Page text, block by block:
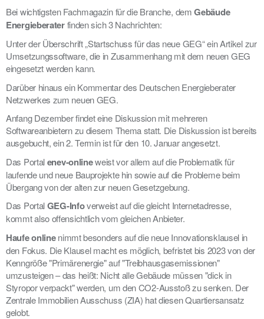
Bei wichtigsten Fachmagazin für die Branche, demGebäude
Energieberaterfinden sich 3 Nachrichten:
Unter der Überschrift „Startschuss für das neue GEG“ ein Artikel zur
Umsetzungssoftware, die in Zusammenhang mit dem neuen GEG
eingesetzt werden kann.
Darüber hinaus ein Kommentar des Deutschen Energieberater
Netzwerkes zum neuen GEG.
Anfang Dezember findet eine Diskussion mit mehreren
Softwareanbietern zu diesem Thema statt. Die Diskussion ist bereits
ausgebucht, ein 2. Termin ist für den 10. Januar angesetzt.
Das Portalenev-onlineweist vor allem auf die Problematik für
laufende und neue Bauprojekte hin sowie auf die Probleme beim
Übergang von der alten zur neuen Gesetzgebung.
Das PortalGEG-Infoverweist auf die gleicht Internetadresse,
kommt also offensichtlich vom gleichen Anbieter.
Haufe onlinenimmt besonders auf die neue Innovationsklausel in
den Fokus. Die Klausel macht es möglich, befristet bis 2023 von der
Kenngröße "Primärenergie" auf "Treibhausgasemissionen"
umzusteigen – das heißt: Nicht alle Gebäude müssen "dick in
Styropor verpackt" werden, um den CO2-Ausstoß zu senken. Der
Zentrale Immobilien Ausschuss (ZIA) hat diesen Quartiersansatz
gelobt.